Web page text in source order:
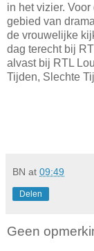
in het vizier.
gebied van
de vrouwelijke
dag terecht bij
alvast bij RTL
Tijden, Slechte
BN at 09:49
Delen
Geen